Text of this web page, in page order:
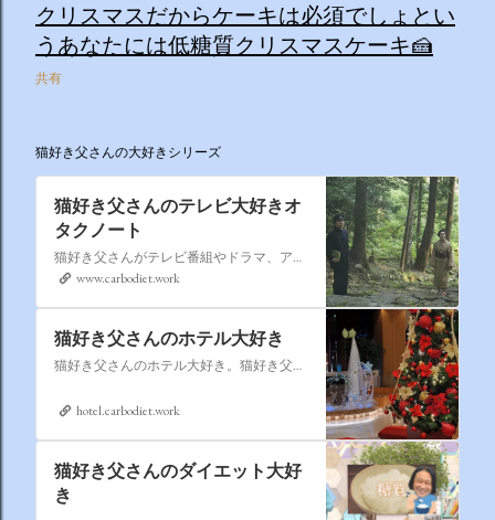
クリスマスだからケーキは必須でしょとい
うあなたには低糖質クリスマスケーキ🍰
共有
猫好き父さんの大好きシリーズ
猫好き父さんのテレビ大好きオ
タクノート
猫好き父さんがテレビ番組やドラマ、アニメ、特撮ヒーロー,そしてダイエットについて書いたブログです。
www.carbodiet.work
猫好き父さんのホテル大好き
猫好き父さんのホテル大好き。猫好き父さんが宿泊したホテルの情報を徒然なるままに書いていきます。
hotel.carbodiet.work
猫好き父さんのダイエット大好
き